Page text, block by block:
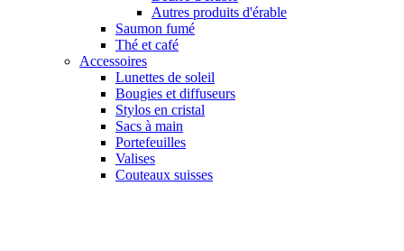
Autres produits d'érable
Saumon fumé
Thé et café
Accessoires
Lunettes de soleil
Bougies et diffuseurs
Stylos en cristal
Sacs à main
Portefeuilles
Valises
Couteaux suisses